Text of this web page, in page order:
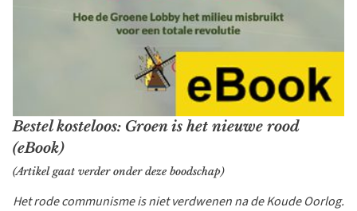
Bestel kosteloos: Groen is het nieuwe rood
(eBook)
(Artikel gaat verder onder deze boodschap)
Het rode communisme is niet verdwenen na de Koude Oorlog.